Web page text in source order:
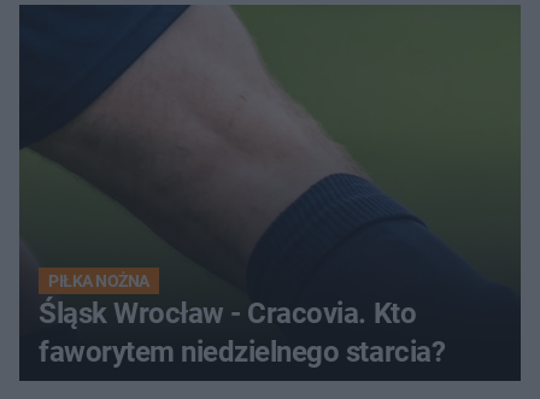
PIŁKA NOŻNA
Śląsk Wrocław - Cracovia. Kto
faworytem niedzielnego starcia?